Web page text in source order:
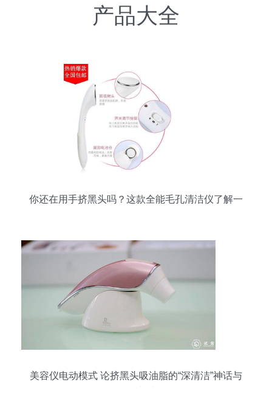
产品大全
你还在用手挤黑头吗？这款全能毛孔清洁仪了解一
美容仪电动模式 论挤黑头吸油脂的“深清洁”神话与